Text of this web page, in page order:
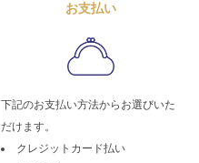
お支払い
下記のお支払い方法からお選びいた
だけます。
クレジットカード払い